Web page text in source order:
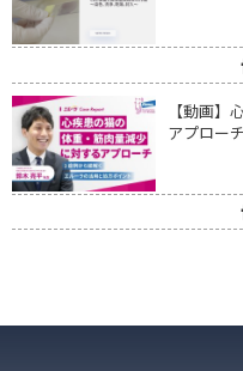
【動画】
アプロー